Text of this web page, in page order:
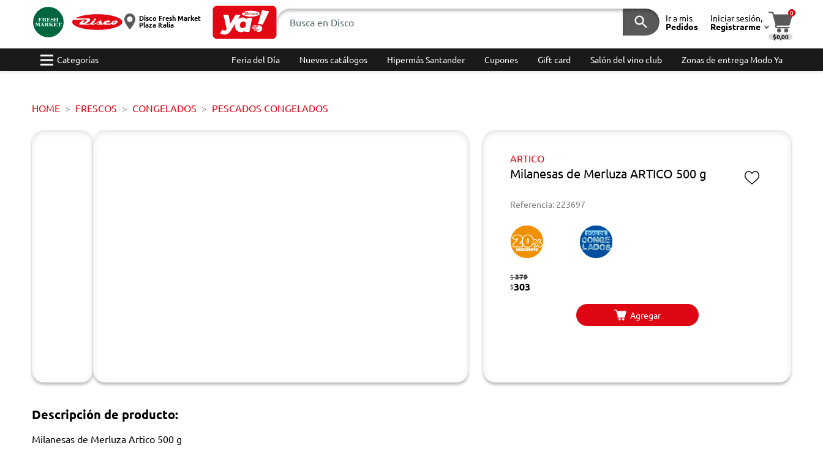
Disco Fresh Market
Plaza Italia
Ir a mis
Pedidos
Iniciar sesión,
Registrarme
0
$0,00
Categorías Feria del Día Nuevos catálogos Hipermás Santander Cupones Gift card Salón del vino club Zonas de entrega Modo Ya
HOME FRESCOS CONGELADOS PESCADOS CONGELADOS
ARTICO
Milanesas de Merluza ARTICO 500 g
Referencia: 223697
$379
$303
Agregar
Descripción de producto:
Milanesas de Merluza Artico 500 g